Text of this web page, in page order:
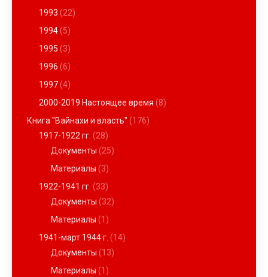
1993 (22)
1994(5)
1995 (3)
1996 (6)
1997(4)
2000-2019 Настоящее время (8)
Книга "Вайнахи и власть" (176)
1917-1922 гг. (28)
Документы (25)
Материалы (3)
1922-1941 гг. (33)
Документы (32)
Материалы (1)
1941-март 1944 г. (14)
Документы (13)
Материалы (1)